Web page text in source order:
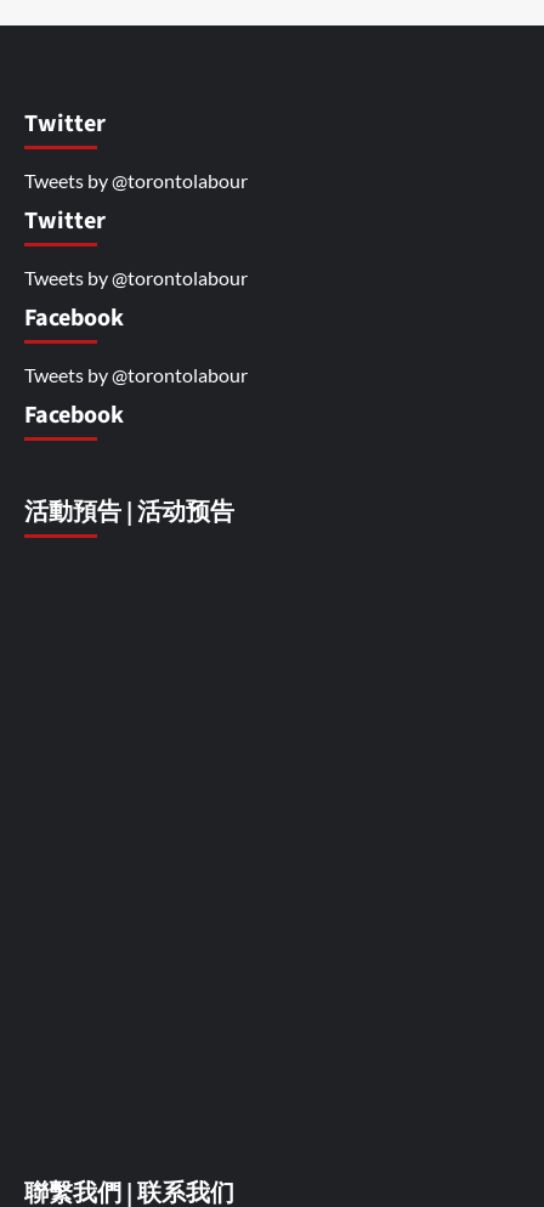
Twitter
Tweets by @torontolabour
Twitter
Tweets by @torontolabour
Facebook
Tweets by @torontolabour
Facebook
活動預告 | 活动预告
聯繫我們 | 联系我们